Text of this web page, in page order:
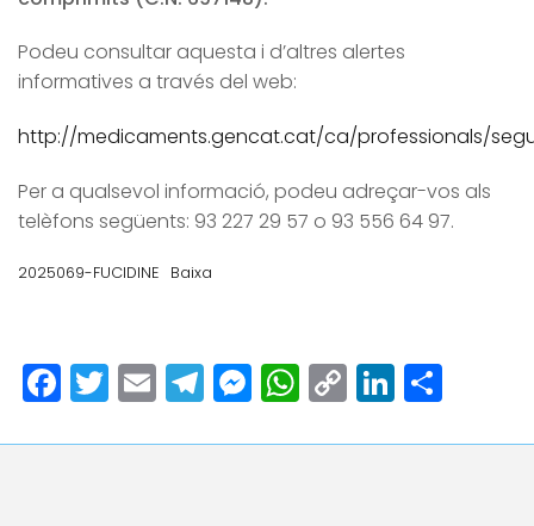
Podeu consultar aquesta i d’altres alertes
informatives a través del web:
http://medicaments.gencat.cat/ca/professionals/
Per a qualsevol informació, podeu adreçar-vos als
telèfons següents: 93 227 29 57 o 93 556 64 97.
2025069-FUCIDINE Baixa
Facebook
Twitter
EmailTelegram
Messenger
WhatsApp
Copy
Link